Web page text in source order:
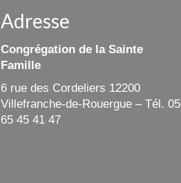
Adresse
Congrégation de la Sainte
Famille
6 rue des Cordeliers 12200
Villefranche-de-Rouergue – Tél. 05
65 45 41 47